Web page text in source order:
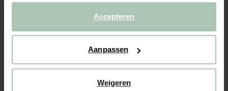
Accepteren
Aanpassen
Weigeren
IN WINKELMAND
Gratis verzending naar winkel